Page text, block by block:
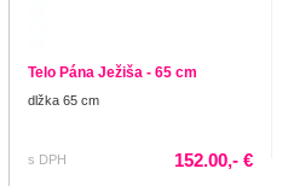
Telo Pána Ježiša - 65 cm
dlžka 65 cm
s DPH 152.00,- €